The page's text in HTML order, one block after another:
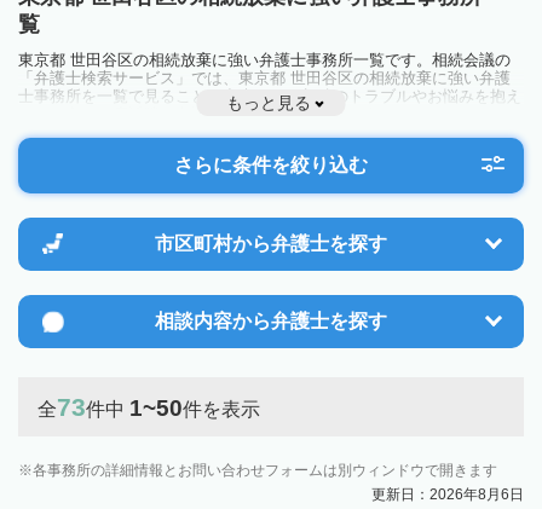
覧
東京都 世田谷区の相続放棄に強い弁護士事務所一覧です。相続会議の
「弁護士検索サービス」では、東京都 世田谷区の相続放棄に強い弁護
士事務所を一覧で見ることが出来ます。相続のトラブルやお悩みを抱え
ている方は一度近隣の弁護士に相談してみましょう。
もっと見る
さらに条件を絞り込む
市区町村から弁護士を探す
相談内容から弁護士を探す
全73件中 1~50件を表示
各事務所の詳細情報とお問い合わせフォームは別ウィンドウで開きます
更新日：2026年8月6日